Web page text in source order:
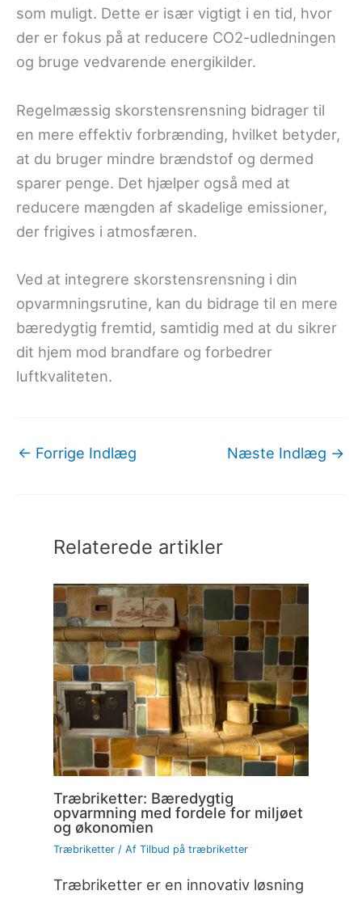
som muligt. Dette er især vigtigt i en tid, hvor
der er fokus på at reducere CO2-udledningen
og bruge vedvarende energikilder.
Regelmæssig skorstensrensning bidrager til
en mere effektiv forbrænding, hvilket betyder,
at du bruger mindre brændstof og dermed
sparer penge. Det hjælper også med at
reducere mængden af skadelige emissioner,
der frigives i atmosfæren.
Ved at integrere skorstensrensning i din
opvarmningsrutine, kan du bidrage til en mere
bæredygtig fremtid, samtidig med at du sikrer
dit hjem mod brandfare og forbedrer
luftkvaliteten.
← Forrige Indlæg Næste Indlæg →
Relaterede artikler
Træbriketter: Bæredygtig
opvarmning med fordele for miljøet
og økonomien
Træbriketter/ Af Tilbud på træbriketter
Træbriketter er en innovativ løsning